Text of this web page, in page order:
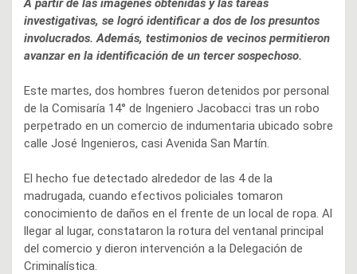
A partir de las imágenes obtenidas y las tareas
investigativas, se logró identificar a dos de los presuntos
involucrados. Además, testimonios de vecinos permitieron
avanzar en la identificación de un tercer sospechoso.
Este martes, dos hombres fueron detenidos por personal
de la Comisaría 14° de Ingeniero Jacobacci tras un robo
perpetrado en un comercio de indumentaria ubicado sobre
calle José Ingenieros, casi Avenida San Martín.
El hecho fue detectado alrededor de las 4 de la
madrugada, cuando efectivos policiales tomaron
conocimiento de daños en el frente de un local de ropa. Al
llegar al lugar, constataron la rotura del ventanal principal
del comercio y dieron intervención a la Delegación de
Criminalística.